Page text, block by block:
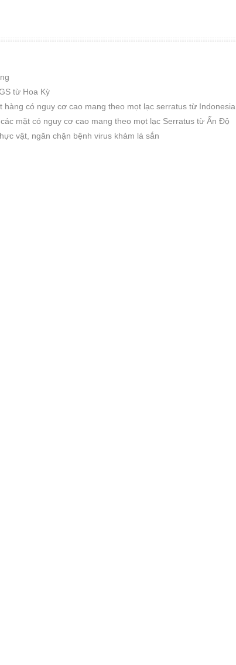
từ Hoa Kỳ
có nguy cơ cao mang theo mọt lạc serratus từ Indonesia
mặt có nguy cơ cao mang theo mọt lạc Serratus từ Ấn Độ
vật, ngăn chặn bệnh virus khảm lá sắn